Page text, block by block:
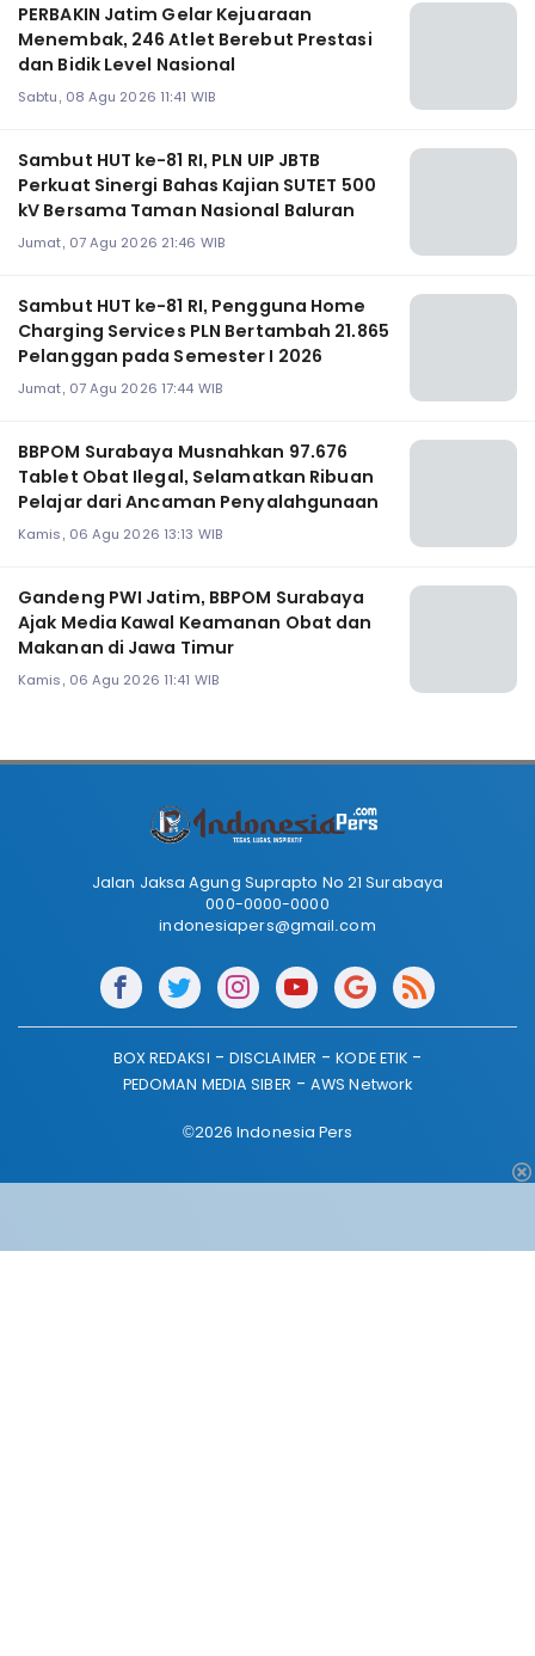
PERBAKIN Jatim Gelar Kejuaraan
Menembak, 246 Atlet Berebut Prestasi
dan Bidik Level Nasional
Sabtu, 08 Agu 2026 11:41 WIB
Sambut HUT ke-81 RI, PLN UIP JBTB
Perkuat Sinergi Bahas Kajian SUTET 500
kV Bersama Taman Nasional Baluran
Jumat, 07 Agu 2026 21:46 WIB
Sambut HUT ke-81 RI, Pengguna Home
Charging Services PLN Bertambah 21.865
Pelanggan pada Semester I 2026
Jumat, 07 Agu 2026 17:44 WIB
BBPOM Surabaya Musnahkan 97.676
Tablet Obat Ilegal, Selamatkan Ribuan
Pelajar dari Ancaman Penyalahgunaan
Kamis, 06 Agu 2026 13:13 WIB
Gandeng PWI Jatim, BBPOM Surabaya
Ajak Media Kawal Keamanan Obat dan
Makanan di Jawa Timur
Kamis, 06 Agu 2026 11:41 WIB
Jalan Jaksa Agung Suprapto No 21 Surabaya
000-0000-0000
indonesiapers@gmail.com
BOX REDAKSI DISCLAIMER
KODE ETIK
PEDOMAN MEDIA SIBER
AWS Network
©2026 Indonesia Pers